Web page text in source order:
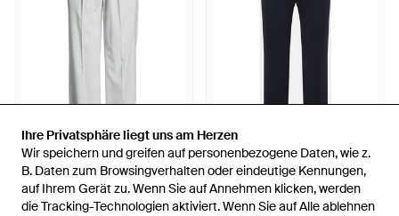
Ihre Privatsphäre liegt uns am Herzen
Wir speichern und greifen auf personenbezogene Daten, wie z.
B. Daten zum Browsingverhalten oder eindeutige Kennungen,
auf Ihrem Gerät zu. Wenn Sie auf Annehmen klicken, werden
die Tracking-Technologien aktiviert. Wenn Sie auf Alle ablehnen
Ihre Privatsphäre liegt uns am Herzen
Wir speichern und greifen auf personenbezogene Daten, wie z.
B. Daten zum Browsingverhalten oder eindeutige Kennungen,
auf Ihrem Gerät zu. Wenn Sie auf Annehmen klicken, werden
die Tracking-Technologien aktiviert. Wenn Sie auf Alle ablehnen
81 €
KIEFERMANN
Hose - Weiß
124,50 €
KIEFERMANN
Jersey-Hose 'Racon' - Blau